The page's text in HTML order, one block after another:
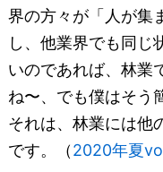
界の方々が「人が集
し、他業界でも同じ
いのであれば、林業
ね〜、でも僕はそう
それは、林業には他
です。（2020年夏